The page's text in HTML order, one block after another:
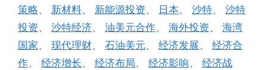
策略、 新材料、 新能源投资、 日本、 沙特、 沙特
投资、 沙特经济、 油美元合作、 海外投资、 海湾
国家、 现代理财、 石油美元、 经济发展、 经济合
作、 经济增长、 经济布局、 经济影响、 经济战